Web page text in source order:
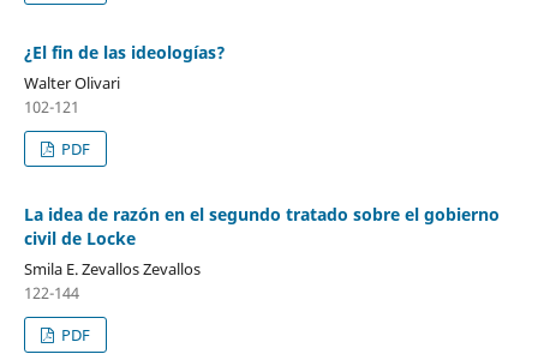
¿El fin de las ideologías?
Walter Olivari
102-121
PDF
La idea de razón en el segundo tratado sobre el gobierno
civil de Locke
Smila E. Zevallos Zevallos
122-144
PDF